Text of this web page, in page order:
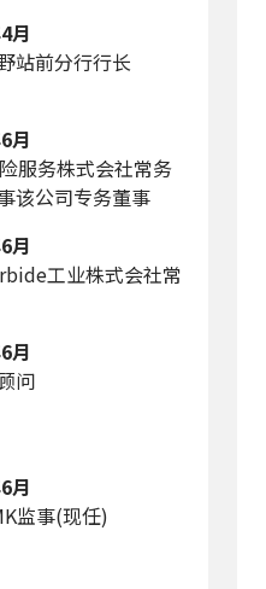
月
站前分行行长
月
服务株式会社常务
该公司专务董事
月
工业株式会社常
月
问
月
监事(现任)